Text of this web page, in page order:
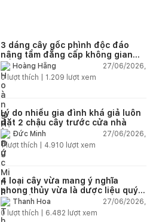
3 dáng cây gốc phình độc đáo
nâng tầm đẳng cấp không gian
sốngHoàng Hằng
27/06/2026,
0lượt thích | 1.209 lượt xem
Lý do nhiều gia đình khá giả luôn
đặt 2 chậu cây trước cửa nhà
Đức Minh
27/06/2026,
1lượt thích | 4.910 lượt xem
4 loại cây vừa mang ý nghĩa
phong thủy vừa là dược liệu quý
nên trồng trong nhà
Thanh Hoa
27/06/2026,
0 lượt thích | 6.482 lượt xem